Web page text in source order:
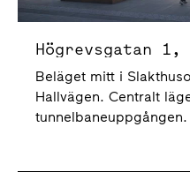
Beläget mitt i
Hallvägen. Centralt
tunnelbaneuppgången.